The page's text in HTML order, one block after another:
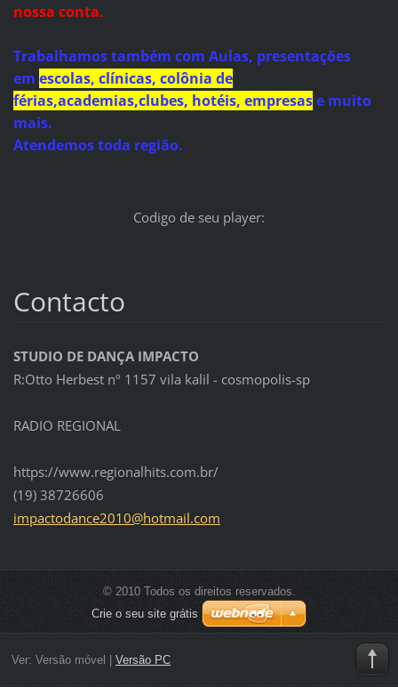
nossa conta.
Trabalhamos também com Aulas, presentações
em escolas, clínicas, colônia de
férias,academias,clubes, hotéis, empresase muito
mais.
Atendemos toda região.
Codigo de seu player:
Contacto
STUDIO DE DANÇA IMPACTO
R:Otto Herbest nº 1157 vila kalil - cosmopolis-sp
RADIO REGIONAL
https://www.regionalhits.com.br/
(19) 38726606
impactodance2010@hotmail.com
© 2010 Todos os direitos reservados.
Crie o seu site grátis
Ver: Versão móvel Versão PC